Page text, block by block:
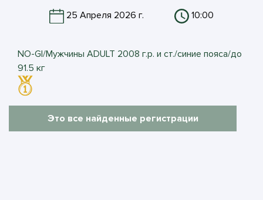
25 Апреля 2026 г. 10:00
NO-GI/Мужчины ADULT 2008 г.р. и ст./синие пояса/до
91.5 кг
Это все найденные регистрации